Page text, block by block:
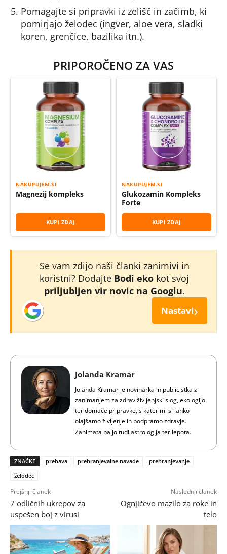
Pomagajte si pripravki iz zelišč in začimb, ki
pomirjajo želodec (ingver, aloe vera, sladki
koren, grenčice, bazilika itn.).
PRIPOROČENO ZA VAS
NAKUPUJEM.SI
Magnezij kompleks
KUPI ZDAJ
NAKUPUJEM.SI
Glukozamin Kompleks
Forte
KUPI ZDAJ
Se vam zdijo naši članki zanimivi in
koristni? Dodajte Bodi eko kot svoj
priljubljen vir novic na Googlu.
Nastavi›
Jolanda Kramar
Jolanda Kramar je novinarka in publicistka z
zanimanjem za zdrav življenjski slog, ekologijo
ter domače pripravke, s katerimi si lahko
olajšamo življenje in podpramo zdravje.
Zanimata pa jo tudi astrologija ter lepota.
ZNAČKE prebava prehranjevalne navade
prehranjevanje
želodec
Prejšnji članek
7 odličnih ukrepov za
uspešen boj z virusi
Naslednji članek
Ognjičevo mazilo za roke in
telo